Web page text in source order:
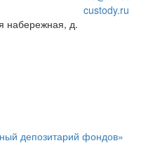
custody.ru
набережная, д.
депозитарий фондов»